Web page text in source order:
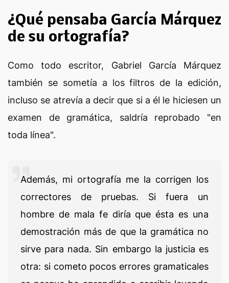
¿Qué pensaba García Márquez
de su ortografía?
Como todo escritor, Gabriel García Márquez
también se sometía a los filtros de la edición,
incluso se atrevía a decir que si a él le hiciesen un
examen de gramática, saldría reprobado "en
toda línea".
Además, mi ortografía me la corrigen los
correctores de pruebas. Si fuera un
hombre de mala fe diría que ésta es una
demostración más de que la gramática no
sirve para nada. Sin embargo la justicia es
otra: si cometo pocos errores gramaticales